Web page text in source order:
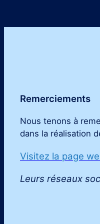
Remerciements
Nous tenons à
dans la réalisation
Visitez la page
Leurs réseaux